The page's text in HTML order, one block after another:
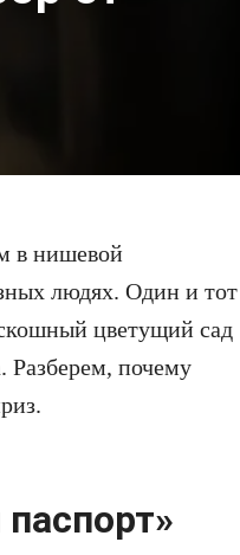
в нишевой
людях. Один и тот
цветущий сад
почему